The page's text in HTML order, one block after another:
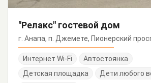
"Релакс" гостевой дом
г. Анапа, п. Джемете, Пионерский
Интернет Wi-Fi
Автостоянка
Детская площадка
Дети любого